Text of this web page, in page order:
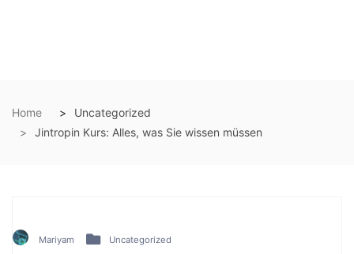
Home
Uncategorized
Jintropin Kurs: Alles, was Sie wissen müssen
Mariyam Uncategorized